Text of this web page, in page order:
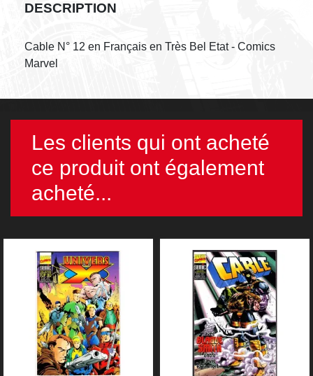
DESCRIPTION
Cable N° 12 en Français en Très Bel Etat - Comics
Marvel
Les clients qui ont acheté
ce produit ont également
acheté...